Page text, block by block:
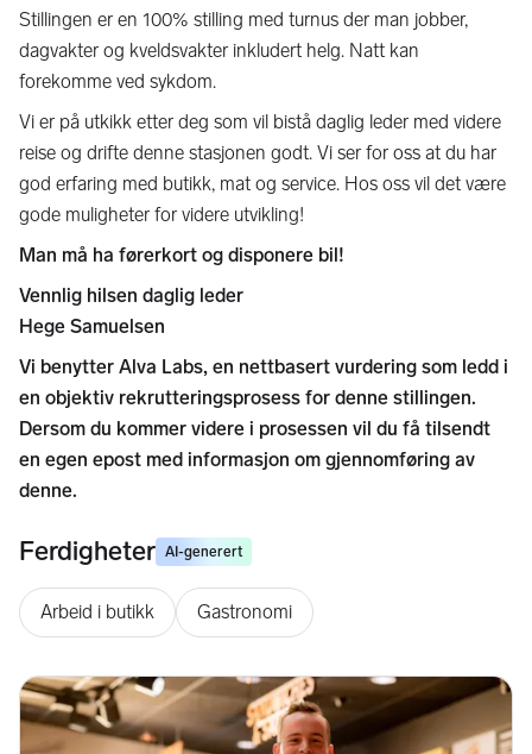
Stillingen er en 100% stilling med turnus der man jobber,
dagvakter og kveldsvakter inkludert helg. Natt kan
forekomme ved sykdom.
Vi er på utkikk etter deg som vil bistå daglig leder med videre
reise og drifte denne stasjonen godt. Vi ser for oss at du har
god erfaring med butikk, mat og service. Hos oss vil det være
gode muligheter for videre utvikling!
Man må ha førerkort og disponere bil!
Vennlig hilsen daglig leder
Hege Samuelsen
Vi benytter Alva Labs, en nettbasert vurdering som ledd i
en objektiv rekrutteringsprosess for denne stillingen.
Dersom du kommer videre i prosessen vil du få tilsendt
en egen epost med informasjon om gjennomføring av
denne.
Ferdigheter AI-generert
Arbeid i butikk Gastronomi